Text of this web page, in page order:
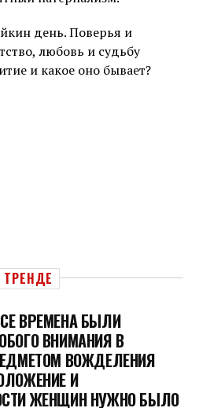
день. Поверья и
любовь и судьбу
и какое оно бывает?
ТРЕНДЕ
ВРЕМЕНА БЫЛИ
ВНИМАНИЯ В
ВОЖДЕЛЕНИЯ
И
ЖЕНЩИН НУЖНО БЫЛО